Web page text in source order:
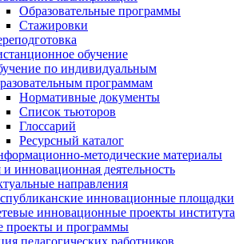
Образовательные программы
Стажировки
обучение
по индивидуальным
программам
Нормативные документы
Список тьюторов
Глоссарий
Ресурсный каталог
методические материалы
инновационная деятельность
направления
инновационные площадки
инновационные проекты института
проекты и программы
педагогических работников